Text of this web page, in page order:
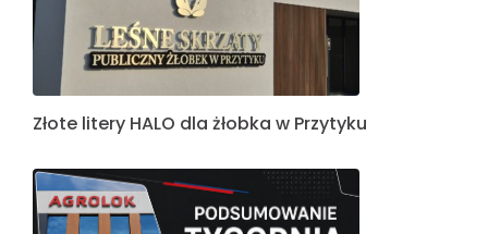
Złote litery HALO dla żłobka w Przytyku